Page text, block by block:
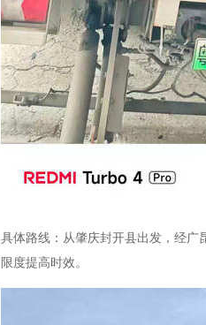
具体路线：从肇庆封开县出发，经
限度提高时效。